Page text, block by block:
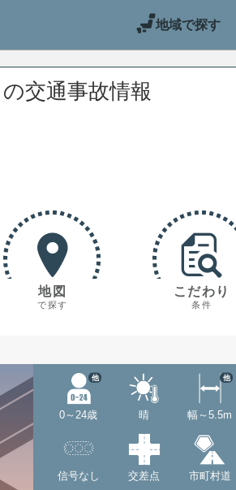
地域で探す
交通事故情報
地図
で探す
こだわり
条件
0～24歳
他
晴 幅～5.5m
他
信号なし 交差点 市町村道